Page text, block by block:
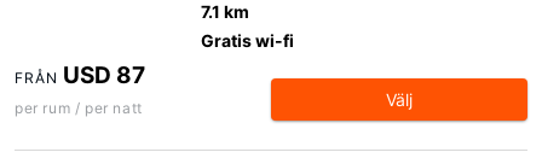
7.1 km
Gratis wi-fi
FRÅN USD 87
per rum / per natt Välj